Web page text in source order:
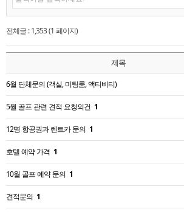
전체글 : 1,353 (1 페이지)
제목
6월 단체문의 (객실, 미팅룸, 액티비티)
5월 골프 관련 견적 요청의건 1
12명 항공권과 렌트카 문의 1
호텔 예약 가격 1
10월 골프 예약 문의 1
견적문의 1